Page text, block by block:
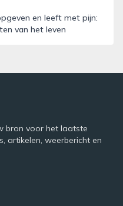
en leeft met pijn:
van het leven
bron voor het laatste
artikelen, weerbericht en